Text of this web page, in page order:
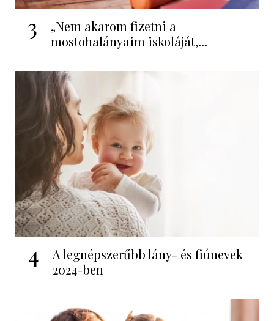
3
„Nem akarom fizetni a
mostohalányaim iskoláját,...
4
A legnépszerűbb lány- és fiúnevek
2024-ben